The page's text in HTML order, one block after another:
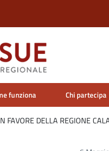
funziona Chi partecipa
FAVORE DELLA REGIONE